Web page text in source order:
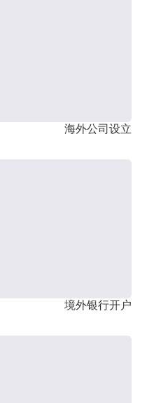
海外公司设立
境外银行开户